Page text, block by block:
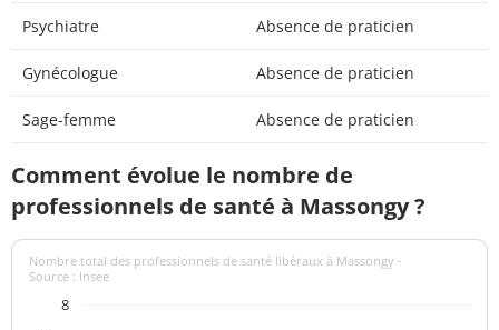
Psychiatre Absence de praticien
Gynécologue Absence de praticien
Sage-femme Absence de praticien
Comment évolue le nombre de
professionnels de santé à Massongy ?
Nombre total des professionnels de santé libéraux à Massongy -
Source : Insee
8